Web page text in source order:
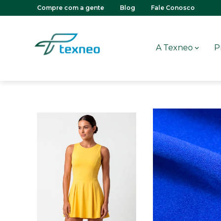
Compre com a gente Blog Fale Conosco
A Texneo